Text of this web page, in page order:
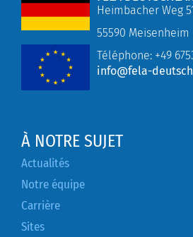
Heimbacher Weg
55590 Meisenheim
Téléphone: +49
info@fela-
À NOTRE SUJET
Actualités
Notre équipe
Carrière
Sites